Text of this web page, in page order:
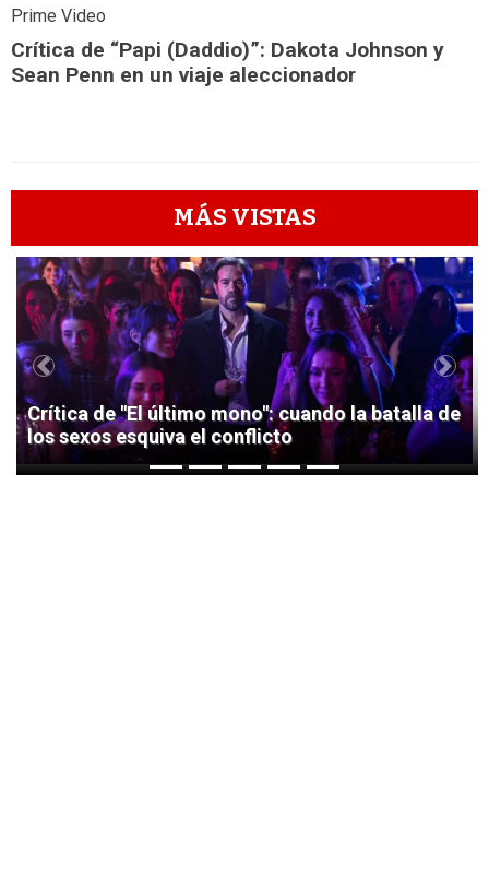
Prime Video
Crítica de “Papi (Daddio)”: Dakota Johnson y
Sean Penn en un viaje aleccionador
MÁS VISTAS
1
Crítica de "El último mono": cuando la batalla de
los sexos esquiva el conflicto
Previous Next